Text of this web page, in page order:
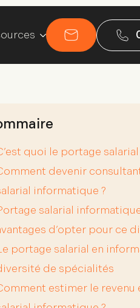
quoi le portage salarial
devenir
informatique ?
salarial
d’opter pour ce
portage salarial en
de spécialités
estimer le revenu